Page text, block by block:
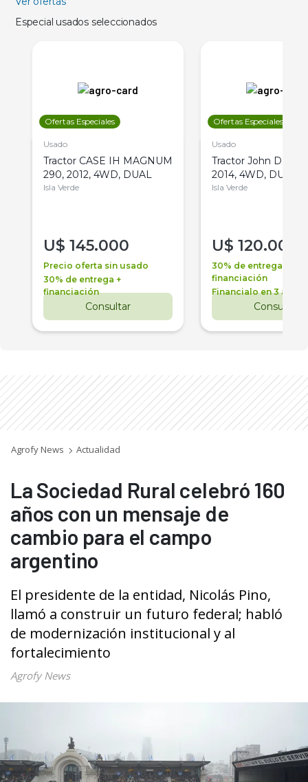
Especial usados seleccionados
Ofertas Especiales
Usado
Tractor CASE IH MAGNUM
290, 2012, 4WD, DUAL
Isla Verde
U$ 145.000
Precio oferta sin usado
30% de entrega +
financiación
Consultar
Ofertas Especiales
Usado
Tractor John Deere
2014, 4WD, DUAL
Isla Verde
U$ 120.000
30% de entrega +
financiación
Financialo en 3 años
Consultar
Agrofy News Actualidad
La Sociedad Rural celebró 160
años con un mensaje de
cambio para el campo
argentino
El presidente de la entidad, Nicolás Pino,
llamó a construir un futuro federal; habló
de modernización institucional y al
fortalecimiento
Agrofy News